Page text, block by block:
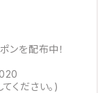
ンを配布中！
ください。)